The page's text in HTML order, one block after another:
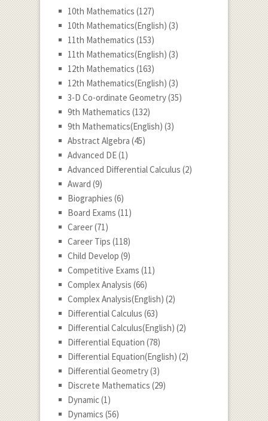
10th Mathematics (127)
10th Mathematics(English) (3)
11th Mathematics (153)
11th Mathematics(English) (3)
12th Mathematics (163)
12th Mathematics(English) (3)
3-D Co-ordinate Geometry(35)
9th Mathematics (132)
9th Mathematics(English) (3)
Abstract Algebra (45)
Advanced DE(1)
Advanced Differential Calculus (2)
Award (9)
Biographies (6)
Board Exams (11)
Career(71)
Career Tips (118)
Child Develop (9)
Competitive Exams (11)
Complex Analysis (66)
Complex Analysis(English) (2)
Differential Calculus (63)
Differential Calculus(English) (2)
Differential Equation (78)
Differential Equation(English) (2)
Differential Geometry(3)
Discrete Mathematics (29)
Dynamic(1)
Dynamics (56)